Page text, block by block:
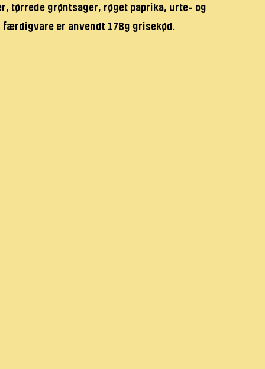
tørrede grøntsager, røget paprika, urte- og
er anvendt 178g grisekød.